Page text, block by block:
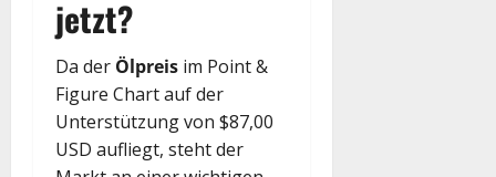
jetzt?
Da der Ölpreis im Point &
Figure Chart auf der
Unterstützung von $87,00
USD aufliegt, steht der